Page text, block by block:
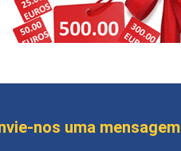
nos uma mensagem